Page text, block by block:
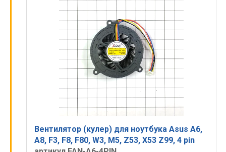
Вентилятор (кулер) для ноутбука Asus A6,
A8, F3, F8, F80, W3, M5, Z53, X53 Z99, 4 pin